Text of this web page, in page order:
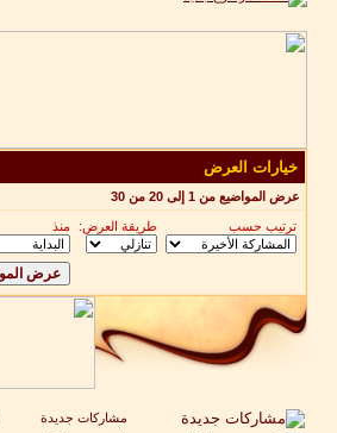
خيارات العرض
عرض المواضيع من 1 إلى 20 من 30
ترتيب حسب طريقة العرض: منذ
مشاركات جديدة